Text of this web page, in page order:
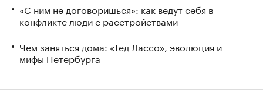
«С ним не договоришься»: как ведут себя в
конфликте люди с расстройствами
Чем заняться дома: «Тед Лассо», эволюция и
мифы Петербурга